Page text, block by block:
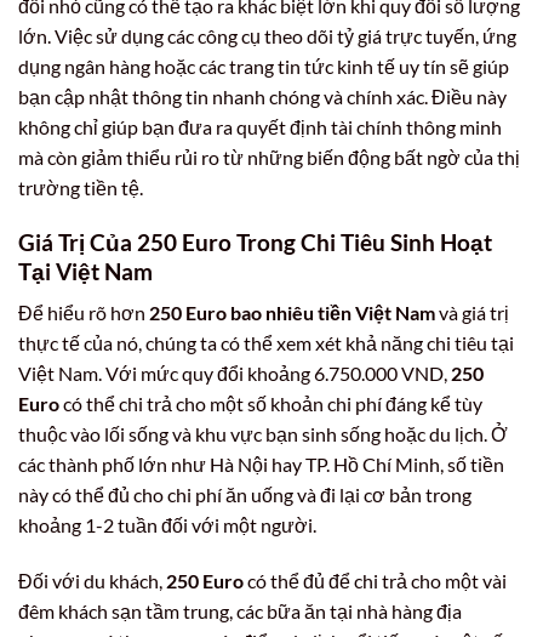
đổi nhỏ cũng có thể tạo ra khác biệt lớn khi quy đổi số lượng
lớn. Việc sử dụng các công cụ theo dõi tỷ giá trực tuyến, ứng
dụng ngân hàng hoặc các trang tin tức kinh tế uy tín sẽ giúp
bạn cập nhật thông tin nhanh chóng và chính xác. Điều này
không chỉ giúp bạn đưa ra quyết định tài chính thông minh
mà còn giảm thiểu rủi ro từ những biến động bất ngờ của thị
trường tiền tệ.
Giá Trị Của 250 Euro Trong Chi Tiêu Sinh Hoạt
Tại Việt Nam
Để hiểu rõ hơn 250 Euro bao nhiêu tiền Việt Namvà giá trị
thực tế của nó, chúng ta có thể xem xét khả năng chi tiêu tại
Việt Nam. Với mức quy đổi khoảng 6.750.000 VND, 250
Eurocó thể chi trả cho một số khoản chi phí đáng kể tùy
thuộc vào lối sống và khu vực bạn sinh sống hoặc du lịch. Ở
các thành phố lớn như Hà Nội hay TP. Hồ Chí Minh, số tiền
này có thể đủ cho chi phí ăn uống và đi lại cơ bản trong
khoảng 1-2 tuần đối với một người.
Đối với du khách, 250 Eurocó thể đủ để chi trả cho một vài
đêm khách sạn tầm trung, các bữa ăn tại nhà hàng địa